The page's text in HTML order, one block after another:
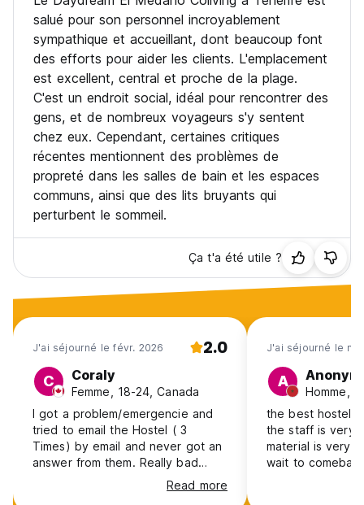
salué pour son personnel incroyablement
sympathique et accueillant, dont beaucoup font
des efforts pour aider les clients. L'emplacement
est excellent, central et proche de la plage.
C'est un endroit social, idéal pour rencontrer des
gens, et de nombreux voyageurs s'y sentent
chez eux. Cependant, certaines critiques
récentes mentionnent des problèmes de
propreté dans les salles de bain et les espaces
communs, ainsi que des lits bruyants qui
perturbent le sommeil.
Ça t'a été utile ?
J'ai séjourné le févr. 2026 2.0
C Coraly
Femme, 18-24, Canada
I got a problem/emergencie and
tried to email the Hostel ( 3
Times) by email and never got an
answer from them. Really bad
Read more
J'ai séjourné le
A
Homme,
the best hostel
the staff is very
material is very
wait to